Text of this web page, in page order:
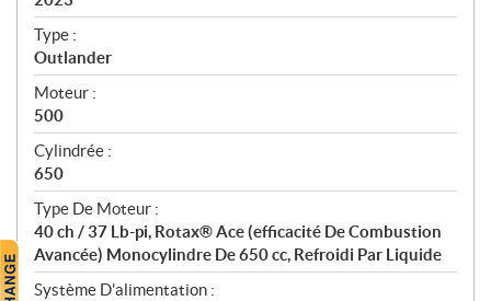
c
a
t
i
o
n
s
Type :
Outlander
Moteur :
500
Cylindrée :
650
Type De Moteur :
40 ch / 37 Lb-pi, Rotax® Ace (efficacité De Combustion
Avancée) Monocylindre De 650 cc, Refroidi Par Liquide
Système D'alimentation :